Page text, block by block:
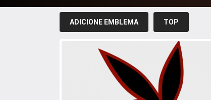
ADICIONE EMBLEMA TOP